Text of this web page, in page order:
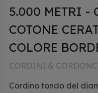
5.000 METRI -
COTONE
COLORE
CORDINI &
Cordino tondo del